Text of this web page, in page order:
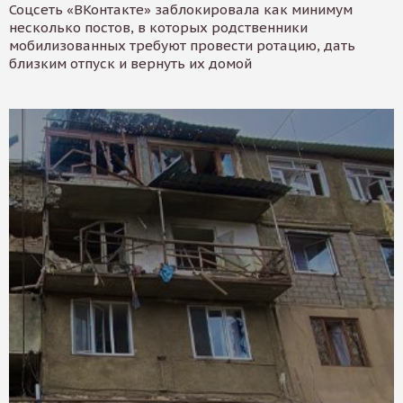
Соцсеть «ВКонтакте» заблокировала как минимум
несколько постов, в которых родственники
мобилизованных требуют провести ротацию, дать
близким отпуск и вернуть их домой